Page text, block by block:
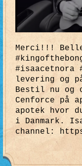
Merci!!!
#isaacetnora
levering og
Bestil nu og
Cenforce på
apotek hvor
i Danmark.
channel: